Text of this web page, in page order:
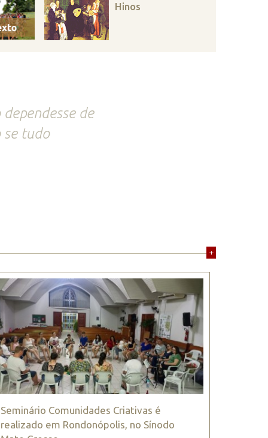
Hinos
de
tudo
+
Seminário Comunidades Criativas é
realizado em Rondonópolis, no Sínodo